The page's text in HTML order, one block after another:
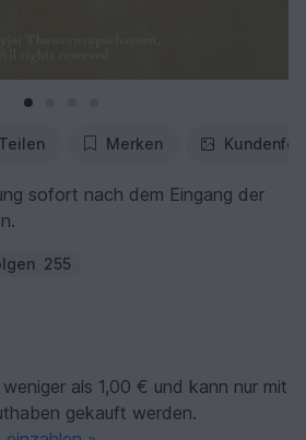
Teilen Merken
sofort nach dem Eingang der
255
als 1,00 € und kann nur mit
gekauft werden.